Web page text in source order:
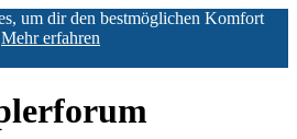
um dir den bestmöglichen Komfort
Mehr erfahren